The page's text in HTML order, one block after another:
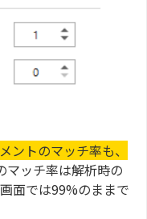
ントのマッチ率も、
マッチ率は解析時の
面では99%のままで